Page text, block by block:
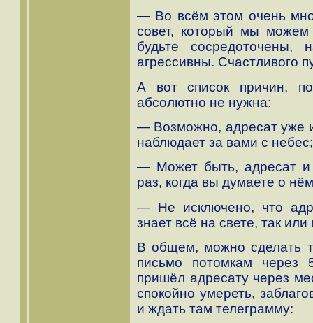
— Во всём этом очень
совет, который мы
будьте сосредоточены,
агрессивны. Счастливого
А вот список причин,
абсолютно не нужна:
— Возможно, адресат уже
наблюдает за вами с небес;
— Может быть, адресат и
раз, когда вы думаете о
— Не исключено, что
знает всё на свете, так или
В общем, можно сделать
письмо потомкам
пришёл адресату через
спокойно умереть,
и ждать там телеграмму: